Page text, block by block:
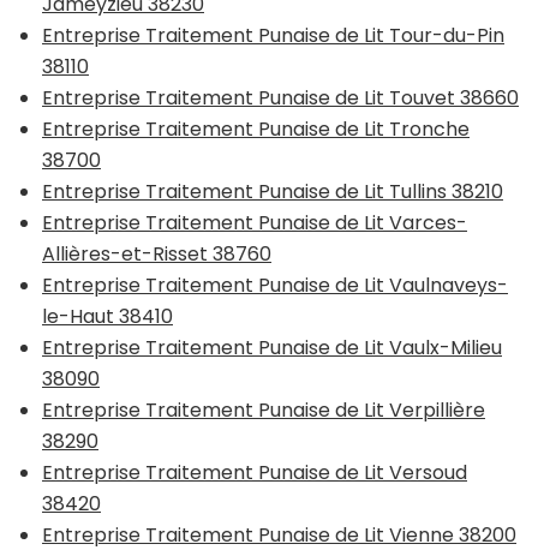
Entreprise Traitement Punaise de Lit Tour-du-Pin
38110
Entreprise Traitement Punaise de Lit Touvet 38660
Entreprise Traitement Punaise de Lit Tronche
38700
Entreprise Traitement Punaise de Lit Tullins 38210
Entreprise Traitement Punaise de Lit Varces-
Allières-et-Risset 38760
Entreprise Traitement Punaise de Lit Vaulnaveys-
le-Haut 38410
Entreprise Traitement Punaise de Lit Vaulx-Milieu
38090
Entreprise Traitement Punaise de Lit Verpillière
38290
Entreprise Traitement Punaise de Lit Versoud
38420
Entreprise Traitement Punaise de Lit Vienne 38200